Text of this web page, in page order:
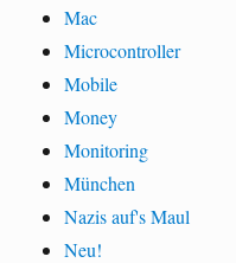
Mac
Microcontroller
Mobile
Money
Monitoring
München
Nazis auf's Maul
Neu!